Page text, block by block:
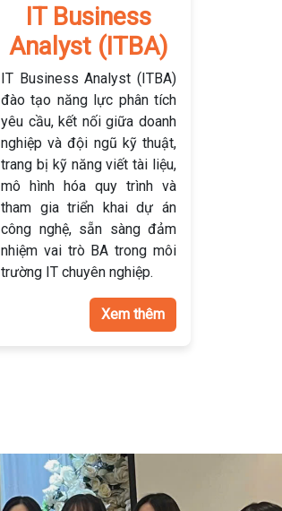
IT Business
Analyst (ITBA)
IT Business Analyst (ITBA)
đào tạo năng lực phân tích
yêu cầu, kết nối giữa doanh
nghiệp và đội ngũ kỹ thuật,
trang bị kỹ năng viết tài liệu,
mô hình hóa quy trình và
tham gia triển khai dự án
công nghệ, sẵn sàng đảm
nhiệm vai trò BA trong môi
trường IT chuyên nghiệp.
Xem thêm